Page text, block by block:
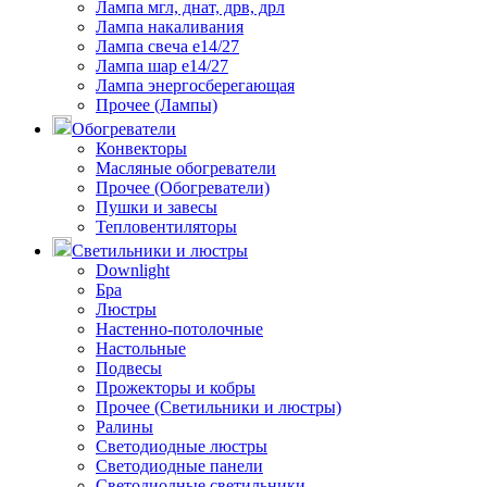
Лампа мгл, днат, дрв, дрл
Лампа накаливания
Лампа свеча е14/27
Лампа шар е14/27
Лампа энергосберегающая
Прочее (Лампы)
Обогреватели
Конвекторы
Масляные обогреватели
Прочее (Обогреватели)
Пушки и завесы
Тепловентиляторы
Светильники и люстры
Downlight
Бра
Люстры
Настенно-потолочные
Настольные
Подвесы
Прожекторы и кобры
Прочее (Светильники и люстры)
Ралины
Светодиодные люстры
Светодиодные панели